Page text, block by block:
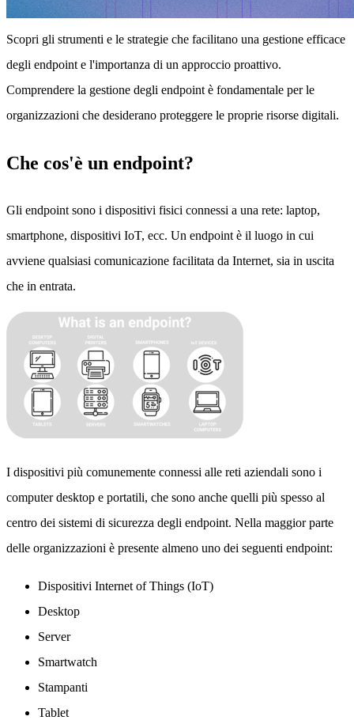
Scopri gli strumenti e le strategie che facilitano una gestione efficace
degli endpoint e l'importanza di un approccio proattivo.
Comprendere la gestione degli endpoint è fondamentale per le
organizzazioni che desiderano proteggere le proprie risorse digitali.
Che cos'è un endpoint?
Gli endpoint sono i dispositivi fisici connessi a una rete: laptop,
smartphone, dispositivi IoT, ecc. Un endpoint è il luogo in cui
avviene qualsiasi comunicazione facilitata da Internet, sia in uscita
che in entrata.
I dispositivi più comunemente connessi alle reti aziendali sono i
computer desktop e portatili, che sono anche quelli più spesso al
centro dei sistemi di sicurezza degli endpoint. Nella maggior parte
delle organizzazioni è presente almeno uno dei seguenti endpoint:
Dispositivi Internet of Things (IoT)
Desktop
Server
Smartwatch
Stampanti
Tablet